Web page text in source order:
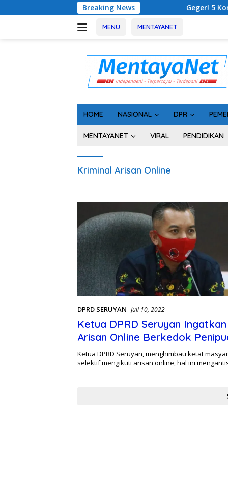
ke
Breaking NewsGeger! 5 Komisioner KPU
MENU MENTAYANET
HOME NASIONAL DPR
MENTAYANET VIRAL PENDIDIKAN
Kriminal Arisan Online
DPRD SERUYAN Juli 10, 2022
Ketua DPRD Seruyan
Arisan Online Berkedok
Ketua DPRD Seruyan, menghimbau ketat
selektif mengikuti arisan online, hal ini